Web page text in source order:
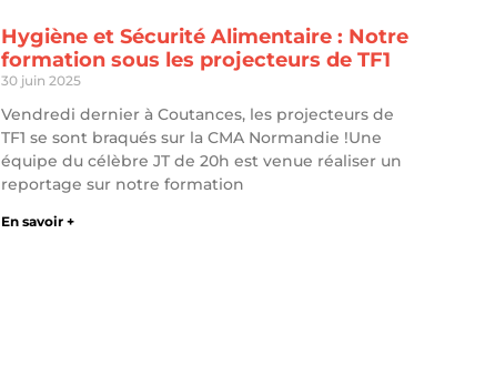
Hygiène et Sécurité Alimentaire : Notre
formation sous les projecteurs de TF1
30 juin 2025
Vendredi dernier à Coutances, les projecteurs de
TF1 se sont braqués sur la CMA Normandie !Une
équipe du célèbre JT de 20h est venue réaliser un
reportage sur notre formation
En savoir +